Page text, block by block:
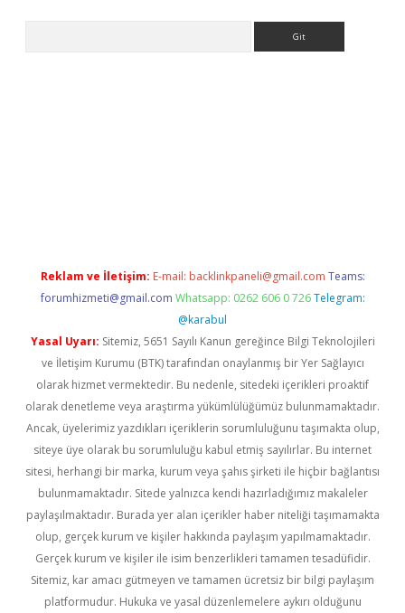
Reklam ve İletişim: E-mail: backlinkpaneli@gmail.com Teams:
forumhizmeti@gmail.com Whatsapp: 0262 606 0 726 Telegram:
@karabul
Yasal Uyarı: Sitemiz, 5651 Sayılı Kanun gereğince Bilgi Teknolojileri
ve İletişim Kurumu (BTK) tarafından onaylanmış bir Yer Sağlayıcı
olarak hizmet vermektedir. Bu nedenle, sitedeki içerikleri proaktif
olarak denetleme veya araştırma yükümlülüğümüz bulunmamaktadır.
Ancak, üyelerimiz yazdıkları içeriklerin sorumluluğunu taşımakta olup,
siteye üye olarak bu sorumluluğu kabul etmiş sayılırlar. Bu internet
sitesi, herhangi bir marka, kurum veya şahıs şirketi ile hiçbir bağlantısı
bulunmamaktadır. Sitede yalnızca kendi hazırladığımız makaleler
paylaşılmaktadır. Burada yer alan içerikler haber niteliği taşımamakta
olup, gerçek kurum ve kişiler hakkında paylaşım yapılmamaktadır.
Gerçek kurum ve kişiler ile isim benzerlikleri tamamen tesadüfidir.
Sitemiz, kar amacı gütmeyen ve tamamen ücretsiz bir bilgi paylaşım
platformudur. Hukuka ve yasal düzenlemelere aykırı olduğunu